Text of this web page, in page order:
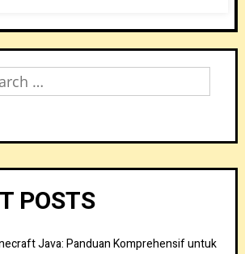
POSTS
Java: Panduan Komprehensif untuk